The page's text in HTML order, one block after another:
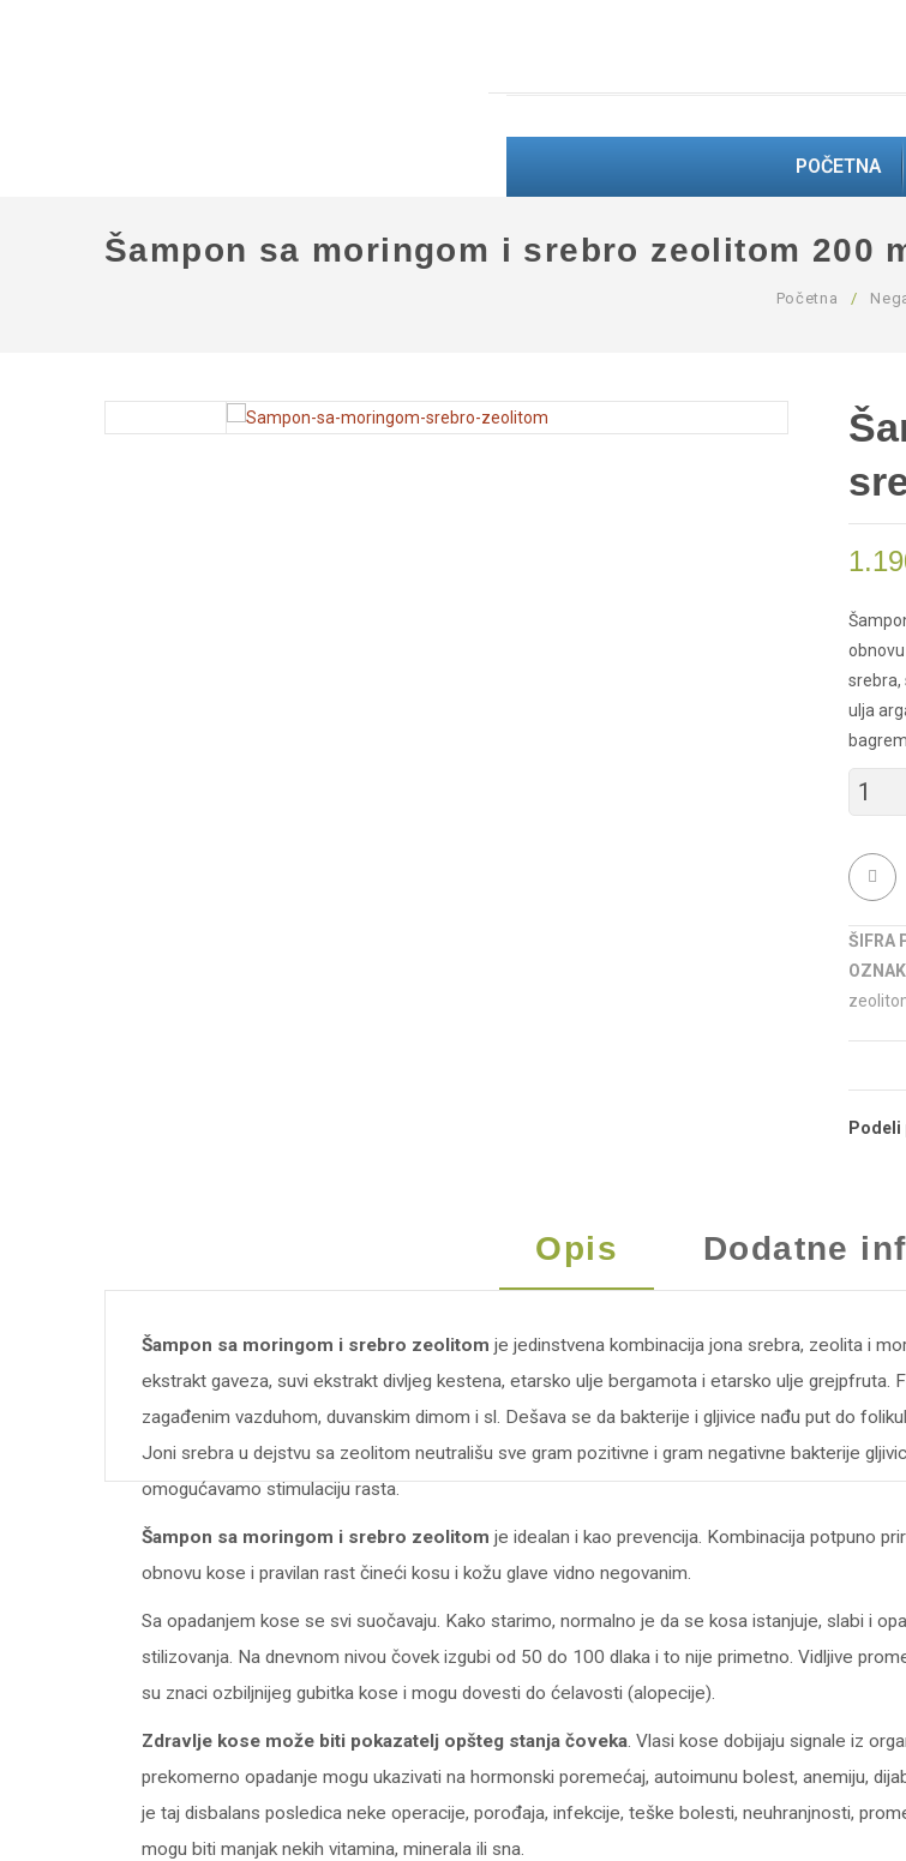
POČETNA
Šampon sa moringom i srebro zeolitom 200
Početna /
srebra,
ulja
Šampon
i
srebro
ŠIFRA
Podeli
Opis Dodatne
Šampon sa moringom i srebro zeolitom je jedinstvena kombinacija jona srebra, zeolita i
ekstrakt gaveza, suvi ekstrakt divljeg kestena, etarsko ulje bergamota i etarsko ulje
zagađenim vazduhom, duvanskim dimom i sl. Dešava se da bakterije i gljivice nađu put do
Joni srebra u dejstvu sa zeolitom neutrališu sve gram pozitivne i gram negativne bakterije
omogućavamo stimulaciju rasta.
Šampon sa moringom i srebro zeolitom je idealan i kao prevencija. Kombinacija potpuno
obnovu kose i pravilan rast čineći kosu i kožu glave vidno negovanim.
Sa opadanjem kose se svi suočavaju. Kako starimo, normalno je da se kosa istanjuje, slabi i
stilizovanja. Na dnevnom nivou čovek izgubi od 50 do 100 dlaka i to nije primetno. Vidljive
su znaci ozbiljnijeg gubitka kose i mogu dovesti do ćelavosti (alopecije).
Zdravlje kose može biti pokazatelj opšteg stanja čoveka. Vlasi kose dobijaju signale iz
prekomerno opadanje mogu ukazivati na hormonski poremećaj, autoimunu bolest, anemiju,
je taj disbalans posledica neke operacije, porođaja, infekcije, teške bolesti, neuhranjnosti,
mogu biti manjak nekih vitamina, minerala ili sna.